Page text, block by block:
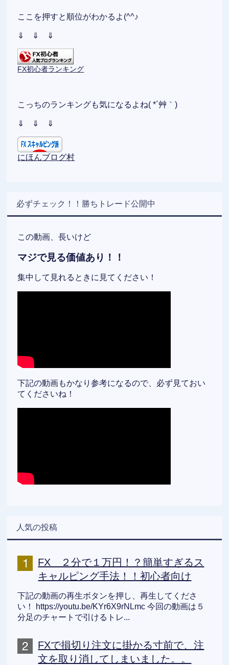
ここを押すと順位がわかるよ(^^♪
⇓ ⇓ ⇓
FX初心者ランキング
こっちのランキングも気になるよね( *´艸｀)
⇓ ⇓ ⇓
にほんブログ村
必ずチェック！！勝ちトレード公開中
この動画、長いけど
マジで見る価値あり！！
集中して見れるときに見てください！
下記の動画もかなり参考になるので、必ず見ておい
てくださいね！
人気の投稿
FX ２分で１万円！？簡単すぎるス
キャルピング手法！！初心者向け
下記の動画の再生ボタンを押し、再生してくださ
い！ https://youtu.be/KYr6X9rNLmc 今回の動画は５
分足のチャートで引けるトレ...
FXで損切り注文に掛かる寸前で、注
文を取り消してしまいました。。